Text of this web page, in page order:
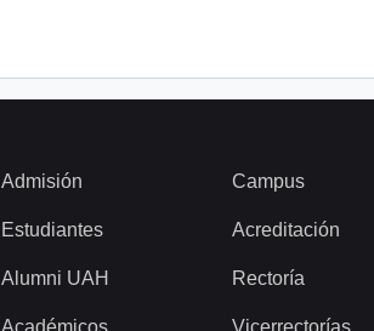
Admisión
Estudiantes
Alumni UAH
Académicos
Campus
Acreditación
Rectoría
Vicerrectorías